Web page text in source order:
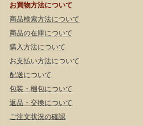
お買物方法について
商品検索方法について
商品の在庫について
購入方法について
お支払い方法について
配送について
包装・梱包について
返品・交換について
ご注文状況の確認